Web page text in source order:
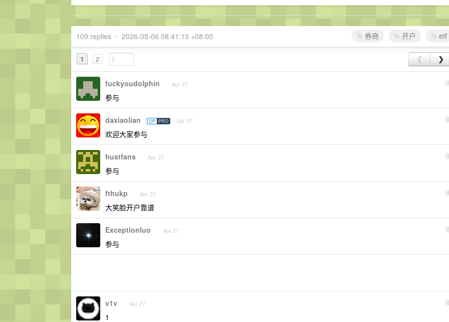
券商 开户 etf
109 replies • 2026-05-06 08:41:13 +08:00
1 2 ❮ ❯
1
fuckyoudolphin Apr 27
参与
2
daxiaolian OP PRO Apr 27
欢迎大家参与
3
hustfans Apr 27
参与
4
fthukp Apr 27
大笑脸开户靠谱
5
Exceptionluo Apr 27
参与
6
v1v Apr 27
1